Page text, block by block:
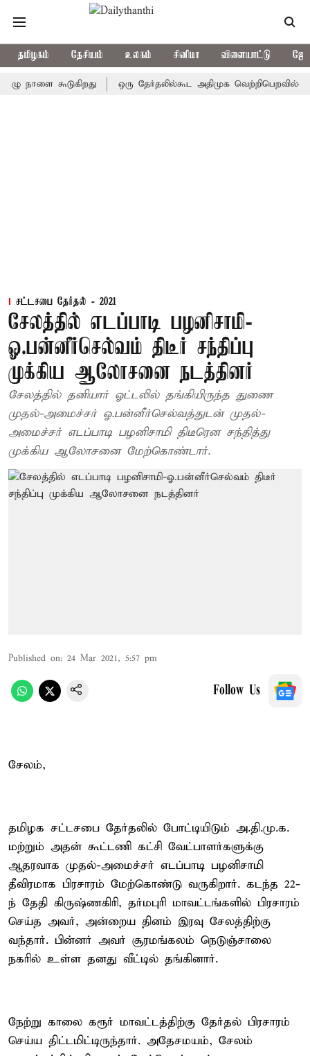
தமிழகம் தேசியம் உலகம் சினிமா விளையாட்டு
கூடுகிறது ஒரு தேர்தலில்கூட அதிமுக வெற்றிபெறவில்லை:
சட்டசபை தேர்தல் - 2021
சேலத்தில் எடப்பாடி பழனிசாமி-
ஓ.பன்னீர்செல்வம் திடீர் சந்திப்பு
முக்கிய ஆலோசனை நடத்தினர்
சேலத்தில் தனியார் ஓட்டலில் தங்கியிருந்த துணை
முதல்-அமைச்சர் ஓ.பன்னீர்செல்வத்துடன் முதல்-
அமைச்சர் எடப்பாடி பழனிசாமி திடீரென சந்தித்து
முக்கிய ஆலோசனை மேற்கொண்டார்.
Published on: 24 Mar 2021, 5:57 pm
Follow Us
சேலம்,
தமிழக சட்டசபை தேர்தலில் போட்டியிடும் அ.தி.மு.க.
மற்றும் அதன் கூட்டணி கட்சி வேட்பாளர்களுக்கு
ஆதரவாக முதல்-அமைச்சர் எடப்பாடி பழனிசாமி
தீவிரமாக பிரசாரம் மேற்கொண்டு வருகிறார். கடந்த 22-
ந் தேதி கிருஷ்ணகிரி, தர்மபுரி மாவட்டங்களில் பிரசாரம்
செய்த அவர், அன்றைய தினம் இரவு சேலத்திற்கு
வந்தார். பின்னர் அவர் சூரமங்கலம் நெடுஞ்சாலை
நகரில் உள்ள தனது வீட்டில் தங்கினார்.
நேற்று காலை கரூர் மாவட்டத்திற்கு தேர்தல் பிரசாரம்
செய்ய திட்டமிட்டிருந்தார். அதேசமயம், சேலம்